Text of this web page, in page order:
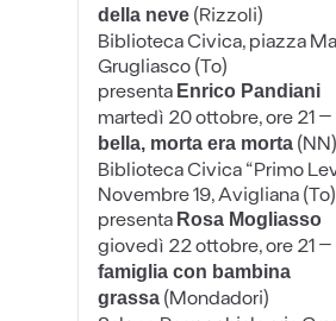
della neve(Rizzoli)
Biblioteca Civica, piazza
Grugliasco (To)
presenta Enrico Pandiani
martedì 20 ottobre, ore 21–
bella, morta era morta(NN)
Biblioteca Civica “Primo
Novembre 19, Avigliana (To)
presenta Rosa Mogliasso
giovedì 22 ottobre, ore 21–
famiglia con bambina
grassa(Mondadori)